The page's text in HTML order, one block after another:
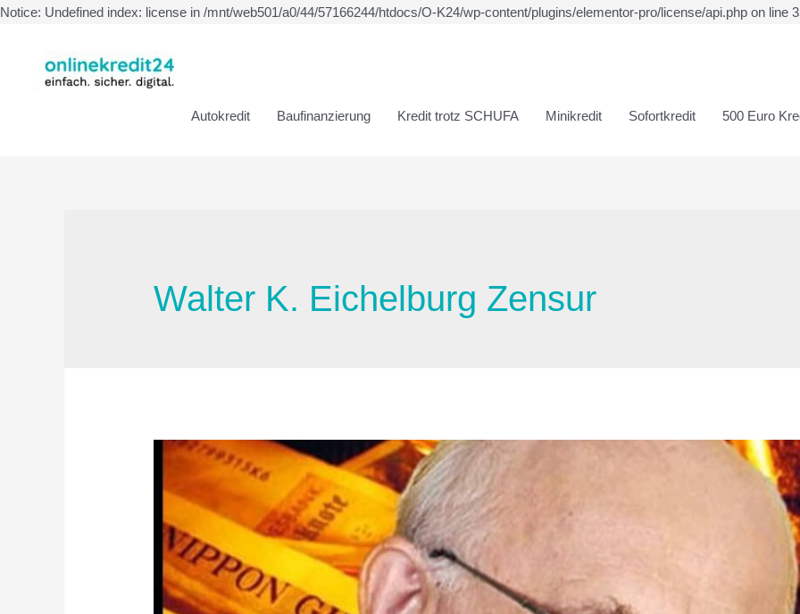
Notice: Undefined index: license in /mnt/web501/a0/44/57166244/htdocs/O-K24/wp-content/plugins/elementor-pro/license/api.php on line
Autokredit Baufinanzierung Kredit trotz SCHUFA Minikredit Sofortkredit 500 Euro
Walter K. Eichelburg Zensur